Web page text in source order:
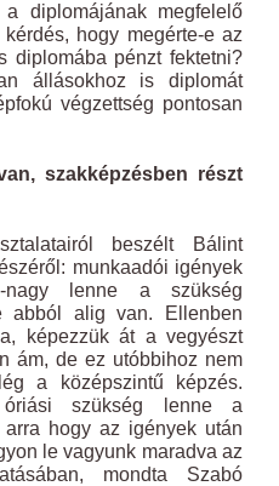
diplomájának megfelelő
hogy megérte-e az
diplomába pénzt fektetni?
állásokhoz is diplomát
végzettség pontosan
szakképzésben részt
beszélt Bálint
munkaadói igények
nagy lenne a szükség
abból alig van. Ellenben
képezzük át a vegyészt
ám, de ez utóbbihoz nem
a középszintű képzés.
szükség lenne a
arra hogy az igények után
le vagyunk maradva az
mondta Szabó